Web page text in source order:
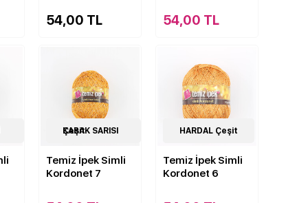
54,00 TL 54,00 TL
19Çeşit
KABAK SARISI Çeşit
Temiz İpek Simli
Kordonet 7
19Çeşit
HARDAL Çeşit
Temiz İpek Simli
Kordonet 6